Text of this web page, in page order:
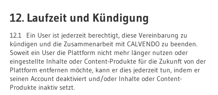
12. Laufzeit und Kündigung
12.1 Ein User ist jederzeit berechtigt, diese Vereinbarung zu
kündigen und die Zusammenarbeit mit CALVENDO zu beenden.
Soweit ein User die Plattform nicht mehr länger nutzen oder
eingestellte Inhalte oder Content-Produkte für die Zukunft von der
Plattform entfernen möchte, kann er dies jederzeit tun, indem er
seinen Account deaktiviert und/oder Inhalte oder Content-
Produkte inaktiv setzt.